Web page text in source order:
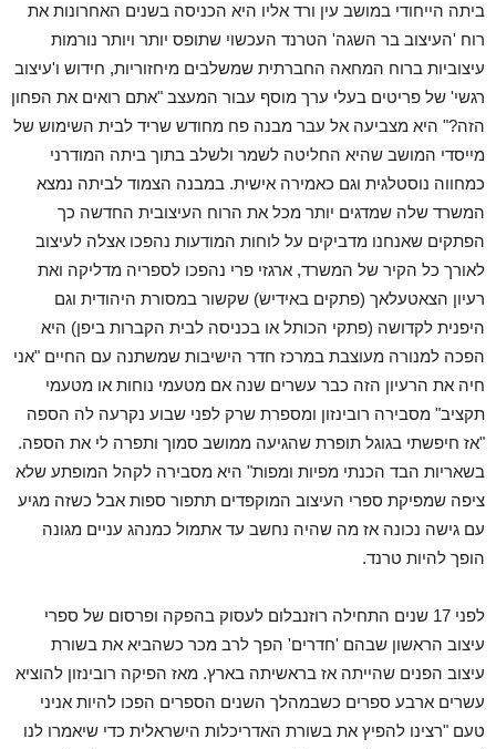
ביתה הייחודי במושב עין ורד אליו היא הכניסה בשנים האחרונות את
רוח 'העיצוב בר השגה' הטרנד העכשוי שתופס יותר ויותר נורמות
עיצוביות ברוח המחאה החברתית שמשלבים מיחזוריות, חידוש ו'עיצוב
רגשי' של פריטים בעלי ערך מוסף עבור המעצב "אתם רואים את הפחון
הזה?" היא מצביעה אל עבר מבנה פח מחודש שריד לבית השימוש של
מייסדי המושב שהיא החליטה לשמר ולשלב בתוך ביתה המודרני
כמחווה נוסטלגית וגם כאמירה אישית. במבנה הצמוד לביתה נמצא
המשרד שלה שמדגים יותר מכל את הרוח העיצובית החדשה כך
הפתקים שאנחנו מדביקים על לוחות המודעות נהפכו אצלה לעיצוב
לאורך כל הקיר של המשרד, ארגזי פרי נהפכו לספריה מדליקה ואת
רעיון הצאטעלאך (פתקים באידיש) שקשור במסורת היהודית וגם
היפנית לקדושה (פתקי הכותל או בכניסה לבית הקברות ביפן) היא
הפכה למנורה מעוצבת במרכז חדר הישיבות שמשתנה עם החיים "אני
חיה את הרעיון הזה כבר עשרים שנה אם מטעמי נוחות או מטעמי
תקציב" מסבירה רובינזון ומספרת שרק לפני שבוע נקרעה לה הספה
"אז חיפשתי בגוגל תופרת שהגיעה ממושב סמוך ותפרה לי את הספה.
בשאריות הבד הכנתי מפיות ומפות" היא מסבירה לקהל המופתע שלא
ציפה שמפיקת ספרי העיצוב המוקפדים תתפור ספות אבל כשזה מגיע
עם גישה נכונה אז מה שהיה נחשב עד אתמול כמנהג עניים מגונה
הופך להיות טרנד.
לפני 17 שנים התחילה רוזנבלום לעסוק בהפקה ופרסום של ספרי
עיצוב הראשון שבהם 'חדרים' הפך לרב מכר כשהביא את בשורת
עיצוב הפנים שהייתה אז בראשיתה בארץ. מאז הפיקה רובינזון להוציא
עשרים ארבע ספרים כשבמהלך השנים הספרים הפכו להיות אניני
טעם "רצינו להפיץ את בשורת האדריכלות הישראלית כדי שיאמרו לנו